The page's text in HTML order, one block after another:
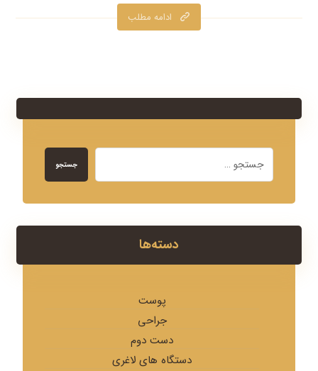
ادامه مطلب
جستجو
دسته‌ها
پوست
جراحی
دست دوم
دستگاه های لاغری